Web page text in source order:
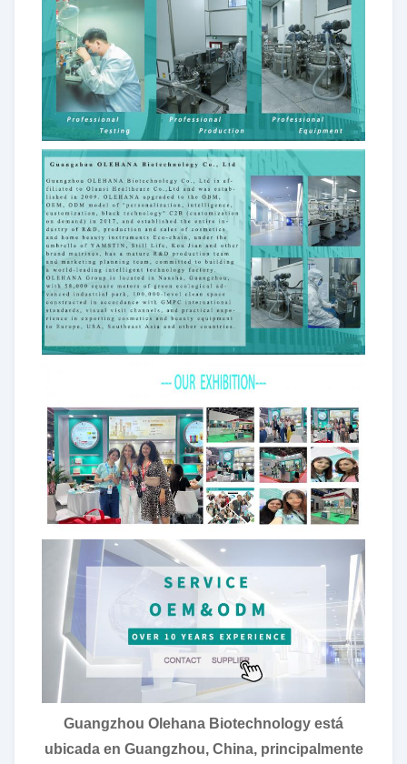
Guangzhou Olehana Biotechnology está
ubicada en Guangzhou, China, principalmente